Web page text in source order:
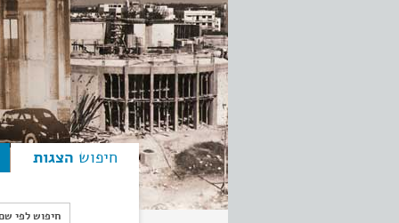
חיפוש הצגות
חיפוש לפי